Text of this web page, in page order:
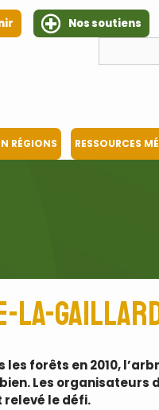
Nos soutiens
RÉGIONS RESSOURCES
la-
forêts en 2010,
Les organisateurs
relevé le défi.